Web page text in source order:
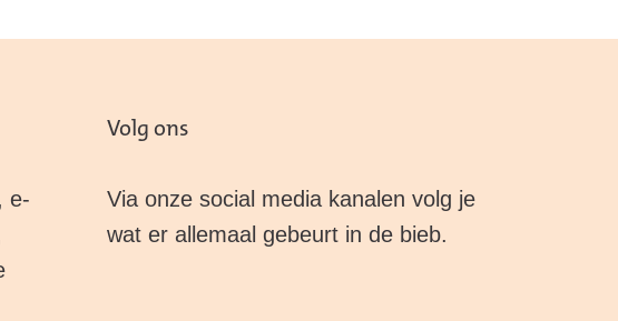
e-
Volg ons
Via onze social media kanalen volg je
wat er allemaal gebeurt in de bieb.